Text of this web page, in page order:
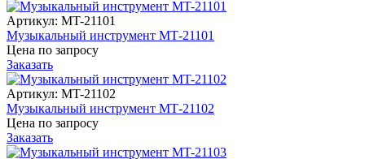
Артикул: MT-21101
Музыкальный инструмент MT‑21101
Цена по запросу
Заказать
Артикул: MT-21102
Музыкальный инструмент MT‑21102
Цена по запросу
Заказать